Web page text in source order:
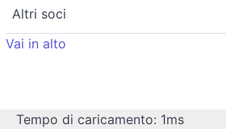
Altri soci
Vai in alto
Tempo di caricamento: 1ms